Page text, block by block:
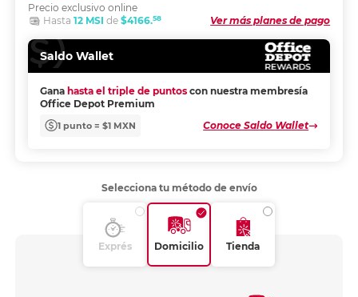
Precio exclusivo online
Ver más planes de pago
Hasta 12 MSI de $4166.58
Saldo Wallet
Gana hasta el triple de puntos con nuestra membresía
Office Depot Premium
1 punto = $1 MXN Conoce Saldo Wallet
Selecciona tu método de envío
Exprés Domicilio Tienda